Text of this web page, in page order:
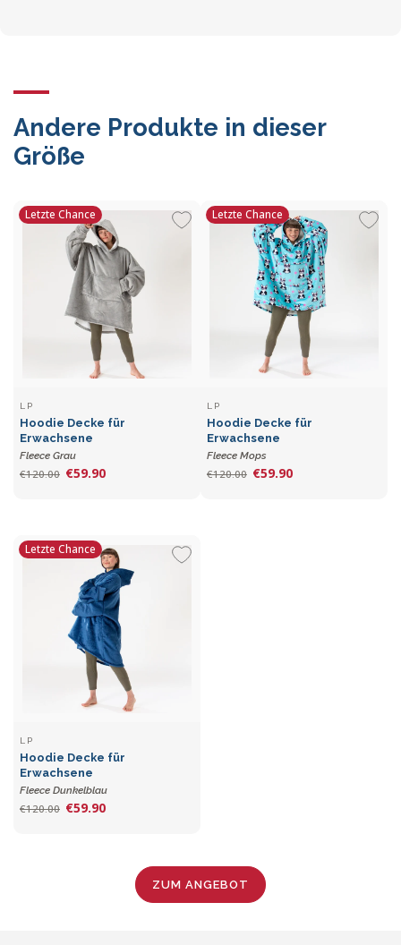
Andere Produkte in dieser
Größe
Letzte Chance
LP
Hoodie Decke für
Erwachsene
Fleece Grau
€120.00 €59.90
Letzte Chance
LP
Hoodie Decke für
Erwachsene
Fleece Mops
€120.00 €59.90
Letzte Chance
LP
Hoodie Decke für
Erwachsene
Fleece Dunkelblau
€120.00 €59.90
ZUM ANGEBOT